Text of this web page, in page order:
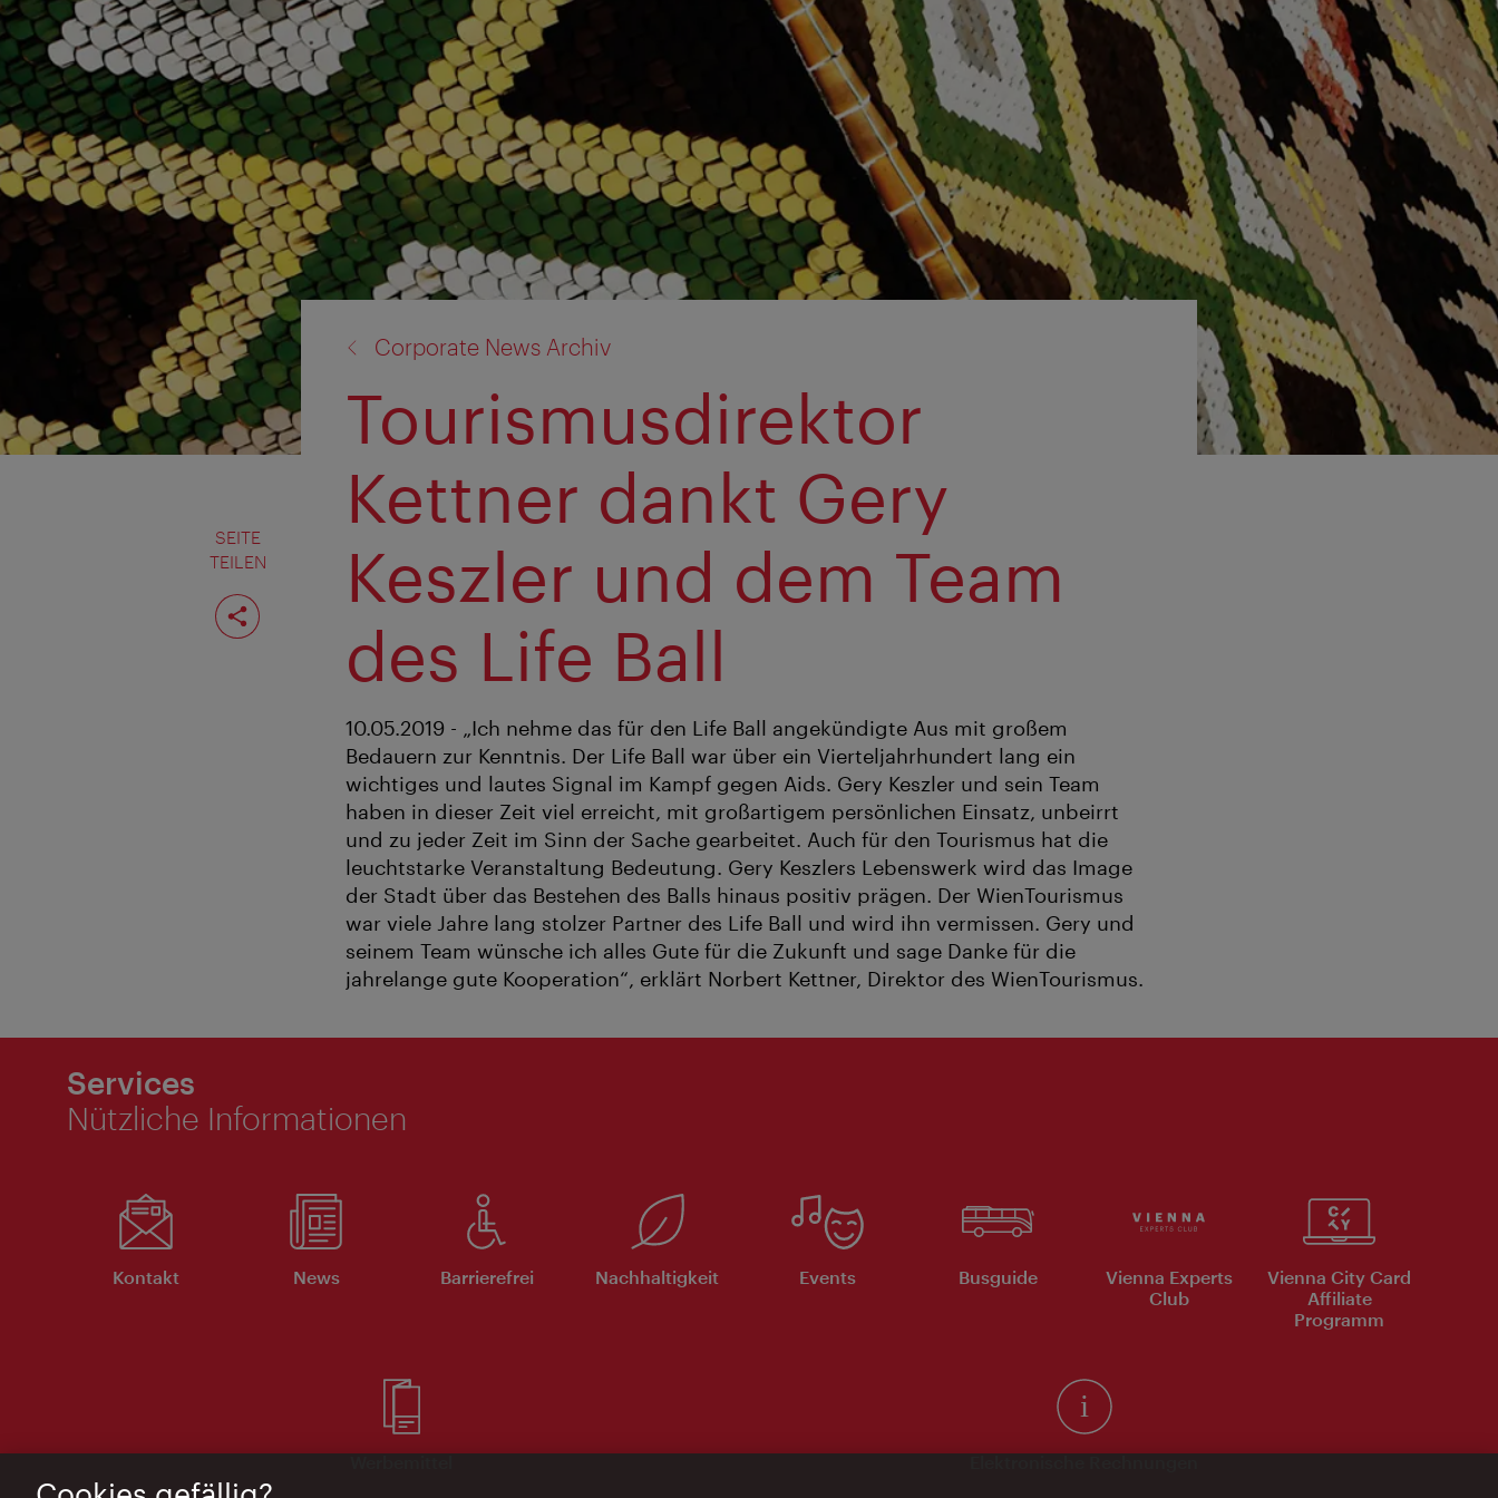
SEITE
TEILEN
Seite
teilen
Corporate News Archiv
Tourismusdirektor
Kettner dankt Gery
Keszler und dem Team
des Life Ball
10.05.2019 - „Ich nehme das für den Life Ball angekündigte Aus mit großem
Bedauern zur Kenntnis. Der Life Ball war über ein Vierteljahrhundert lang ein
wichtiges und lautes Signal im Kampf gegen Aids. Gery Keszler und sein Team
haben in dieser Zeit viel erreicht, mit großartigem persönlichen Einsatz, unbeirrt
und zu jeder Zeit im Sinn der Sache gearbeitet. Auch für den Tourismus hat die
leuchtstarke Veranstaltung Bedeutung. Gery Keszlers Lebenswerk wird das Image
der Stadt über das Bestehen des Balls hinaus positiv prägen. Der WienTourismus
war viele Jahre lang stolzer Partner des Life Ball und wird ihn vermissen. Gery und
seinem Team wünsche ich alles Gute für die Zukunft und sage Danke für die
jahrelange gute Kooperation“, erklärt Norbert Kettner, Direktor des WienTourismus.
Services
Nützliche Informationen
Kontakt News Barrierefrei Nachhaltigkeit Events Busguide
Vienna Experts
Club
Vienna City Card
Affiliate
Programm